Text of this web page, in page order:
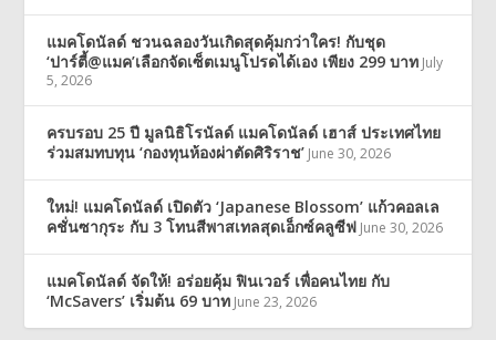
แมคโดนัลด์ ชวนฉลองวันเกิดสุดคุ้มกว่าใคร! กับชุด
‘ปาร์ตี้@แมค’เลือกจัดเซ็ตเมนูโปรดได้เอง เพียง 299 บาท July
5, 2026
ครบรอบ 25 ปี มูลนิธิโรนัลด์ แมคโดนัลด์ เฮาส์ ประเทศไทย
ร่วมสมทบทุน ‘กองทุนห้องผ่าตัดศิริราช’ June 30, 2026
ใหม่! แมคโดนัลด์ เปิดตัว ‘Japanese Blossom’ แก้วคอลเล
คชั่นซากุระ กับ 3 โทนสีพาสเทลสุดเอ็กซ์คลูซีฟ June 30, 2026
แมคโดนัลด์ จัดให้! อร่อยคุ้ม ฟินเวอร์ เพื่อคนไทย กับ
‘McSavers’ เริ่มต้น 69 บาท June 23, 2026